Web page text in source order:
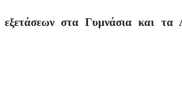
στα Γυμνάσια και